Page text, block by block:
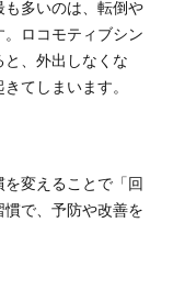
多いのは、転倒や
ロコモティブシン
と、外出しなくな
てしまいます。
変えることで「回
で、予防や改善を